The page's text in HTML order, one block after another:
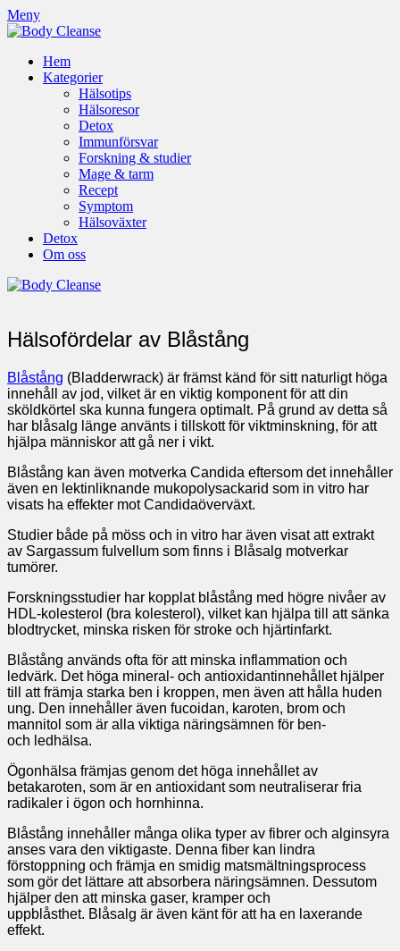
Meny
Hem
Kategorier
Hälsotips
Hälsoresor
Detox
Immunförsvar
Forskning & studier
Mage & tarm
Recept
Symptom
Hälsoväxter
Detox
Om oss
Hälsofördelar av Blåstång
Blåstång (Bladderwrack) är främst känd för sitt naturligt höga
innehåll av jod, vilket är en viktig komponent för att din
sköldkörtel ska kunna fungera optimalt. På grund av detta så
har blåsalg länge använts i tillskott för viktminskning, för att
hjälpa människor att gå ner i vikt.
Blåstång kan även motverka Candida eftersom det innehåller
även en lektinliknande mukopolysackarid som in vitro har
visats ha effekter mot Candidaöverväxt.
Studier både på möss och in vitro har även visat att extrakt
av Sargassum fulvellum som finns i Blåsalg motverkar
tumörer.
Forskningsstudier har kopplat blåstång med högre nivåer av
HDL-kolesterol (bra kolesterol), vilket kan hjälpa till att sänka
blodtrycket, minska risken för stroke och hjärtinfarkt.
Blåstång används ofta för att minska inflammation och
ledvärk. Det höga mineral- och antioxidantinnehållet hjälper
till att främja starka ben i kroppen, men även att hålla huden
ung. Den innehåller även fucoidan, karoten, brom och
mannitol som är alla viktiga näringsämnen för ben-
och ledhälsa.
Ögonhälsa främjas genom det höga innehållet av
betakaroten, som är en antioxidant som neutraliserar fria
radikaler i ögon och hornhinna.
Blåstång innehåller många olika typer av fibrer och alginsyra
anses vara den viktigaste. Denna fiber kan lindra
förstoppning och främja en smidig matsmältningsprocess
som gör det lättare att absorbera näringsämnen. Dessutom
hjälper den att minska gaser, kramper och
uppblåsthet. Blåsalg är även känt för att ha en laxerande
effekt.